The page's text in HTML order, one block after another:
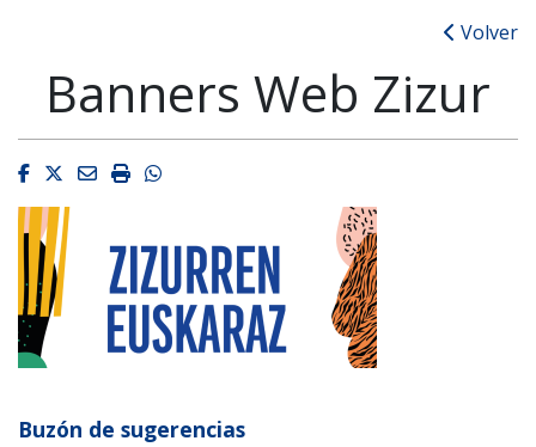
Volver
Banners Web Zizur
Facebook
Twitter
EmailImprimirWhatsapp
Buzón de sugerencias